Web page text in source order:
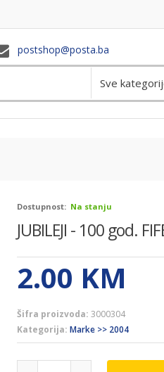
postshop@posta.ba
Sve
Dostupnost: Na stanju
JUBILEJI - 100 god.
2.00 KM
Šifra proizvoda: 3000304
Kategorija: Marke >> 2004